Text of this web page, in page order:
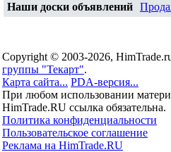
Наши доски объявлений
Copyright © 2003-2026,
группы "Текарт".
Карта сайта... PDA-версия...
При любом использовании
HimTrade.RU ссылка обязательна.
Политика конфиденциальности
Пользовательское соглашение
Реклама на HimTrade.RU